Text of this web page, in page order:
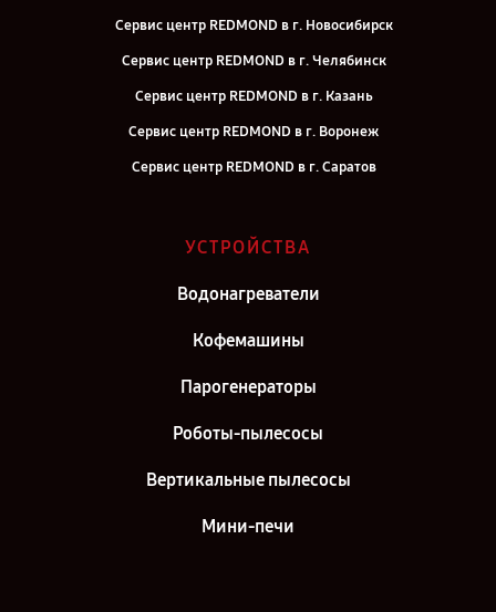
Сервис центр REDMOND в г. Новосибирск
Сервис центр REDMOND в г. Челябинск
Сервис центр REDMOND в г. Казань
Сервис центр REDMOND в г. Воронеж
Сервис центр REDMOND в г. Саратов
Сервис центр REDMOND в г. Киров
Сервис центр REDMOND в г. Санкт-Петербург
УСТРОЙСТВА
Водонагреватели
Кофемашины
Парогенераторы
Роботы-пылесосы
Вертикальные пылесосы
Мини-печи